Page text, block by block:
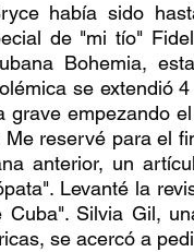
había sido
de "mi tío"
Bohemia,
se extendió
grave empezando
Me reservé para el
anterior, un
Levanté la
Cuba". Silvia Gil,
se acercó a